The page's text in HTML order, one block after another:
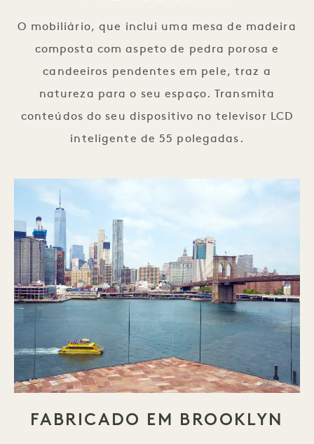
O mobiliário, que inclui uma mesa de madeira
composta com aspeto de pedra porosa e
candeeiros pendentes em pele, traz a
natureza para o seu espaço. Transmita
conteúdos do seu dispositivo no televisor LCD
inteligente de 55 polegadas.
FABRICADO EM BROOKLYN